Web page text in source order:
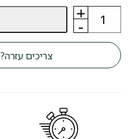
-
כמות
אוכל
לכלבים
פלטינום
PLATINUM
גורים
+
צריכים עזרה?